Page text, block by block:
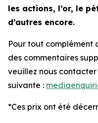
les actions, l’or, le
d’autres encore.
Pour tout complément
des commentaires
veuillez nous contacter
suivante :
*Ces prix ont été